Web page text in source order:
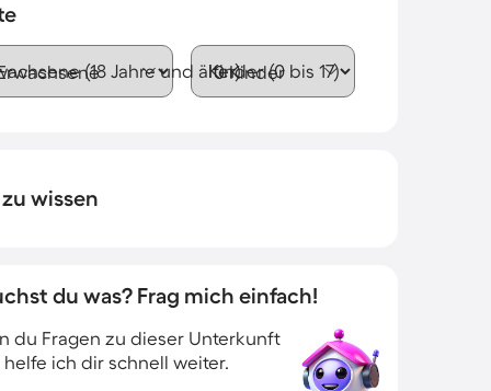
(18 Jahre und älter)Kinder (0 bis 17)
wissen
du was? Frag mich einfach!
du Fragen zu dieser Unterkunft
helfe ich dir schnell weiter.